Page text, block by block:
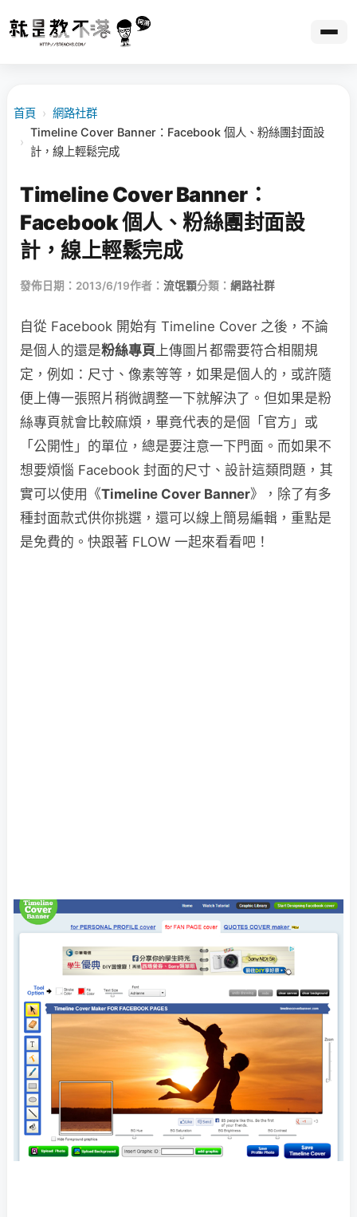
首頁 › 網路社群
›
Timeline Cover Banner：Facebook 個人、粉絲團封面設
計，線上輕鬆完成
Timeline Cover Banner：
Facebook 個人、粉絲團封面設
計，線上輕鬆完成
發佈日期：2013/6/19作者： 流氓顆分類： 網路社群
自從 Facebook 開始有 Timeline Cover 之後，不論
是個人的還是粉絲專頁上傳圖片都需要符合相關規
定，例如：尺寸、像素等等，如果是個人的，或許隨
便上傳一張照片稍微調整一下就解決了。但如果是粉
絲專頁就會比較麻煩，畢竟代表的是個「官方」或
「公開性」的單位，總是要注意一下門面。而如果不
想要煩惱 Facebook 封面的尺寸、設計這類問題，其
實可以使用《Timeline Cover Banner》，除了有多
種封面款式供你挑選，還可以線上簡易編輯，重點是
是免費的。快跟著 FLOW 一起來看看吧！